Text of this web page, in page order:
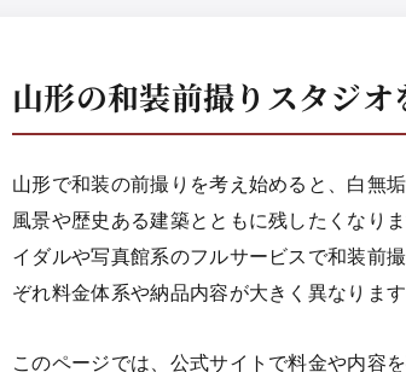
山形の和装前撮りスタジ
山形で和装の前撮りを考え始めると、白無
風景や歴史ある建築とともに残したくなり
イダルや写真館系のフルサービスで和装前
ぞれ料金体系や納品内容が大きく異なります
このページでは、公式サイトで料金や内容